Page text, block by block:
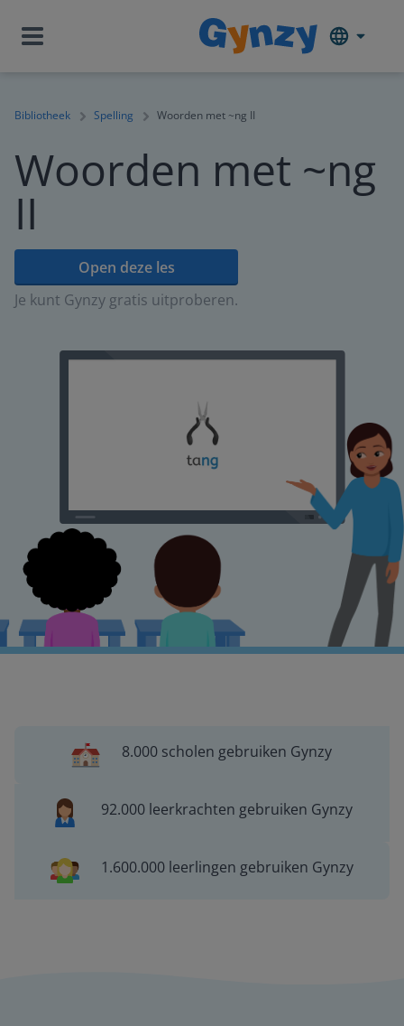
Bibliotheek Spelling Woorden met ~ng II
Woorden met ~ng
II
Open deze les
Je kunt Gynzy gratis uitproberen.
8.000 scholen gebruiken Gynzy
92.000 leerkrachten gebruiken Gynzy
1.600.000 leerlingen gebruiken Gynzy